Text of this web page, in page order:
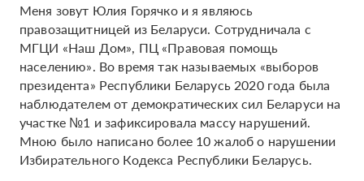
Меня зовут Юлия Горячко и я являюсь
правозащитницей из Беларуси. Сотрудничала с
МГЦИ «Наш Дом», ПЦ «Правовая помощь
населению». Во время так называемых «выборов
президента» Республики Беларусь 2020 года была
наблюдателем от демократических сил Беларуси на
участке №1 и зафиксировала массу нарушений.
Мною было написано более 10 жалоб о нарушении
Избирательного Кодекса Республики Беларусь.